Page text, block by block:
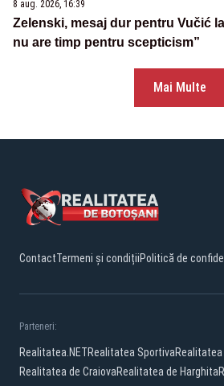
8 aug. 2026, 16:39
Zelenski, mesaj dur pentru Vučić
nu are timp pentru scepticism”
Mai Multe
ContactTermeni și condițiiPolitică de
Parteneri:
Realitatea.NETRealitatea Sportiva
Realitatea de CraiovaRealitatea de Harghita